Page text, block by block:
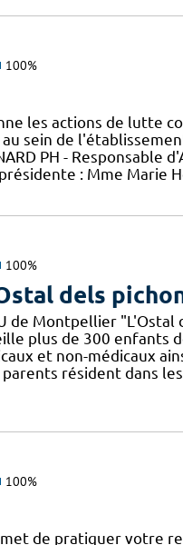
100%
les actions de lutte
sein de
PH - Responsable
: Mme Marie
100%
dels
de Montpellier "L'Ostal
plus de 300 enfants
et non-médicaux
résident dans
100%
de pratiquer votre